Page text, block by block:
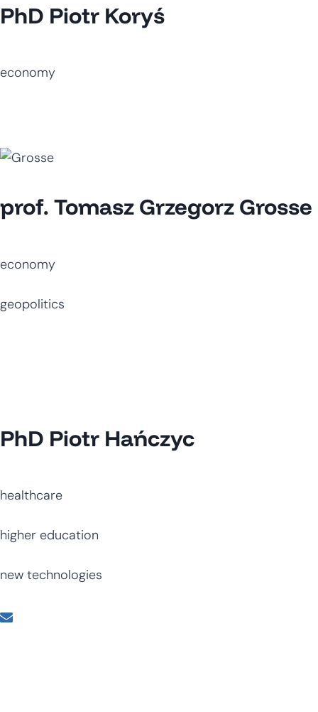
PhD Piotr Koryś
economy
prof. Tomasz Grzegorz Grosse
economy
geopolitics
PhD Piotr Hańczyc
healthcare
higher education
new technologies